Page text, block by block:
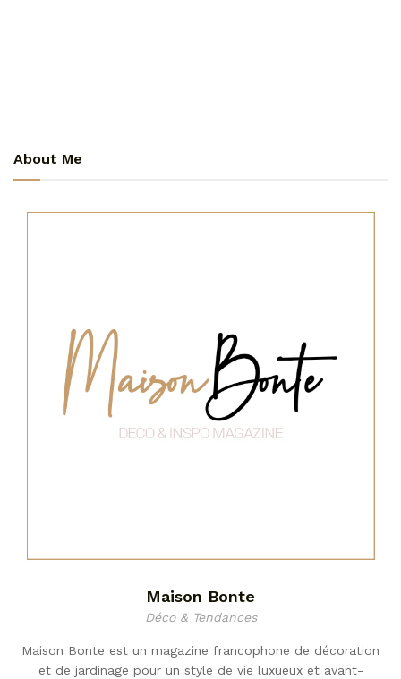
About Me
Maison Bonte
Déco & Tendances
Maison Bonte est un magazine francophone de décoration
et de jardinage pour un style de vie luxueux et avant-